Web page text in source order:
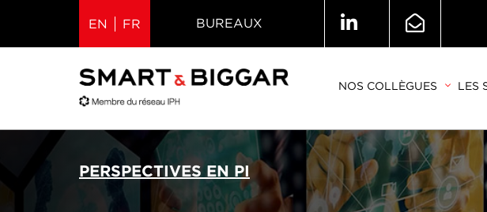
EN FR BUREAUX
NOS COLLÈGUES LES
PERSPECTIVES EN PI